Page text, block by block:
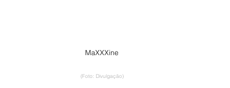
MaXXXine
(Foto: Divulgação)